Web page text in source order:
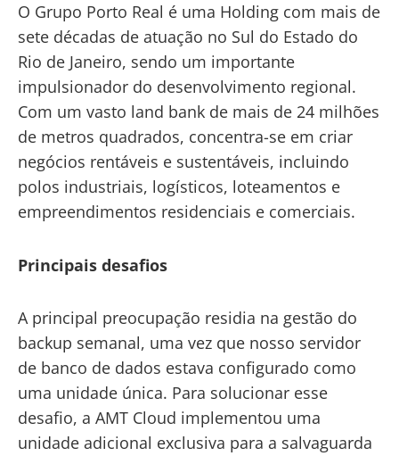
O Grupo Porto Real é uma Holding com mais de
sete décadas de atuação no Sul do Estado do
Rio de Janeiro, sendo um importante
impulsionador do desenvolvimento regional.
Com um vasto land bank de mais de 24 milhões
de metros quadrados, concentra-se em criar
negócios rentáveis e sustentáveis, incluindo
polos industriais, logísticos, loteamentos e
empreendimentos residenciais e comerciais.
Principais desafios
A principal preocupação residia na gestão do
backup semanal, uma vez que nosso servidor
de banco de dados estava configurado como
uma unidade única. Para solucionar esse
desafio, a AMT Cloud implementou uma
unidade adicional exclusiva para a salvaguarda